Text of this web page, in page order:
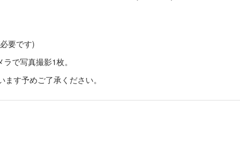
要です)
で写真撮影1枚。
す予めご了承ください。